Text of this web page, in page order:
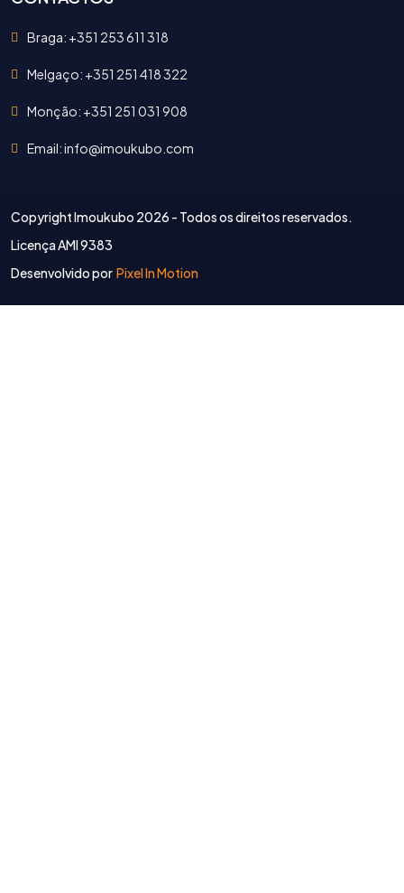
Braga: +351 253 611 318
Melgaço: +351 251 418 322
Monção: +351 251 031 908
Email: info@imoukubo.com
Copyright Imoukubo 2026 - Todos os direitos reservados.
Licença AMI 9383
Desenvolvido por Pixel In Motion